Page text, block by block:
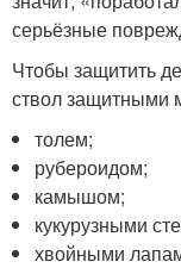
серьёзные
Чтобы защитить
ствол защитными
толем;
рубероидом;
камышом;
кукурузными
хвойными